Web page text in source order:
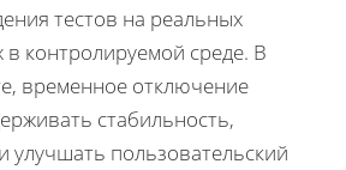
тестов на реальных
в контролируемой среде. В
временное отключение
стабильность,
улучшать пользовательский